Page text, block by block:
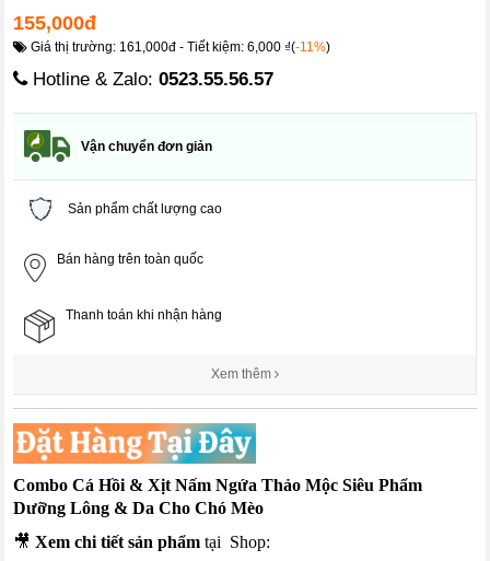
155,000đ
Giá thị trường: 161,000đ - Tiết kiệm: 6,000 ₫(-11%)
Hotline & Zalo:0523.55.56.57
Vận chuyển đơn giản
Sản phẩm chất lượng cao
Bán hàng trên toàn quốc
Thanh toán khi nhận hàng
Xem thêm
Combo Cá Hồi & Xịt Nấm Ngứa Thảo Mộc Siêu Phẩm
Dưỡng Lông & Da Cho Chó Mèo
🎥Xem chi tiết sản phẩm tại Shop: